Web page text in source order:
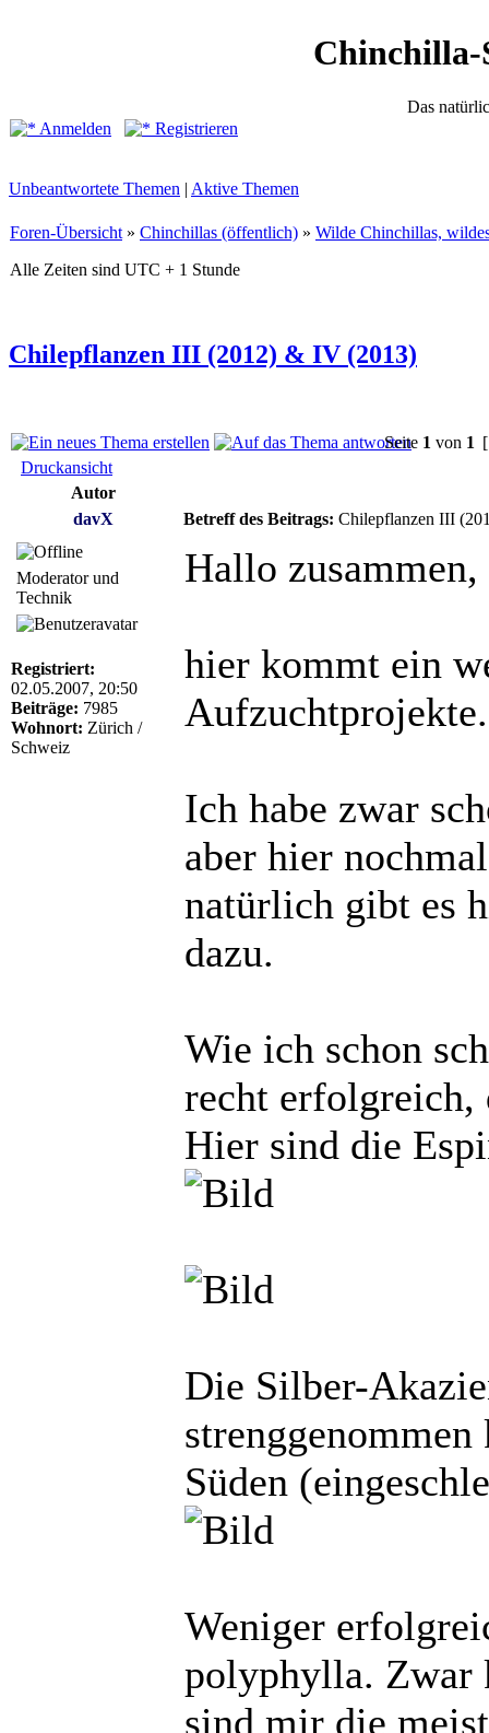
Chinchilla-
Das
Anmelden
Registrieren
Unbeantwortete Themen | Aktive Themen
Foren-Übersicht » Chinchillas (öffentlich) » Wilde Chinchillas,
Alle Zeiten sind UTC + 1 Stunde
Chilepflanzen III (2012) & IV (2013)
Seite 1 von 1
Druckansicht
Autor
davX
Betreff des Beitrags: Chilepflanzen III
Moderator und
Technik
Registriert:
02.05.2007, 20:50
Beiträge: 7985
Wohnort: Zürich /
Schweiz
Hallo zusammen,
hier kommt ein
Aufzuchtprojekte.
Ich habe zwar
aber hier
natürlich gibt es
dazu.
Wie ich schon
recht erfolgreich,
Hier sind die
Die Silber-
Süden
Weniger
polyphylla. Zwar
sind mir die